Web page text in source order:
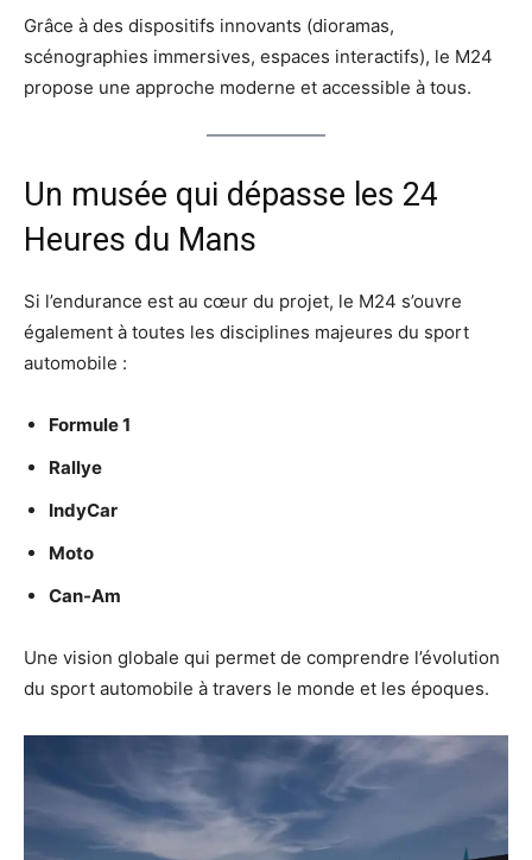
Grâce à des dispositifs innovants (dioramas,
scénographies immersives, espaces interactifs), le M24
propose une approche moderne et accessible à tous.
Un musée qui dépasse les 24
Heures du Mans
Si l’endurance est au cœur du projet, le M24 s’ouvre
également à toutes les disciplines majeures du sport
automobile :
Formule 1
Rallye
IndyCar
Moto
Can-Am
Une vision globale qui permet de comprendre l’évolution
du sport automobile à travers le monde et les époques.